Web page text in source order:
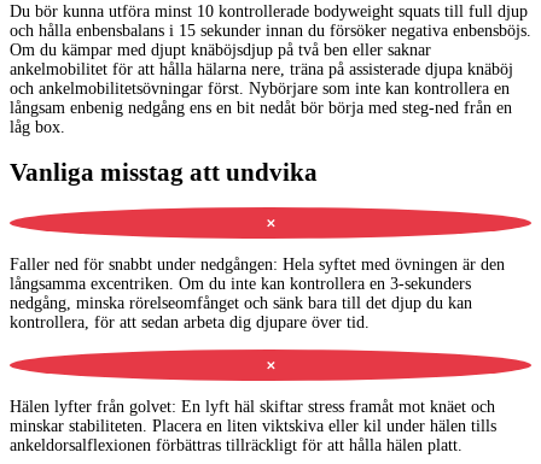
Du bör kunna utföra minst 10 kontrollerade bodyweight squats till full djup
och hålla enbensbalans i 15 sekunder innan du försöker negativa enbensböjs.
Om du kämpar med djupt knäböjsdjup på två ben eller saknar
ankelmobilitet för att hålla hälarna nere, träna på assisterade djupa knäböj
och ankelmobilitetsövningar först. Nybörjare som inte kan kontrollera en
långsam enbenig nedgång ens en bit nedåt bör börja med steg-ned från en
låg box.
Vanliga misstag att undvika
✕
Faller ned för snabbt under nedgången: Hela syftet med övningen är den
långsamma excentriken. Om du inte kan kontrollera en 3-sekunders
nedgång, minska rörelseomfånget och sänk bara till det djup du kan
kontrollera, för att sedan arbeta dig djupare över tid.
✕
Hälen lyfter från golvet: En lyft häl skiftar stress framåt mot knäet och
minskar stabiliteten. Placera en liten viktskiva eller kil under hälen tills
ankeldorsalflexionen förbättras tillräckligt för att hålla hälen platt.